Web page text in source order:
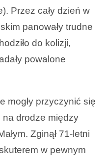
Przez cały dzień w
panowały trudne
do kolizji,
powalone
mogły przyczynić się
drodze między
Zginął 71-letni
w pewnym